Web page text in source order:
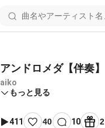
アンドロメダ【伴奏】
aiko
もっと見る
411 40 10 2